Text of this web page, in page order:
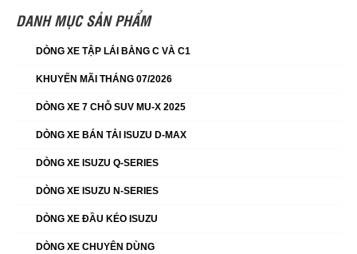
DANH MỤC SẢN PHẨM
DÒNG XE TẬP LÁI BẰNG C VÀ C1
KHUYẾN MÃI THÁNG 07/2026
DÒNG XE 7 CHỖ SUV MU-X 2025
DÒNG XE BÁN TẢI ISUZU D-MAX
DÒNG XE ISUZU Q-SERIES
DÒNG XE ISUZU N-SERIES
DÒNG XE ĐẦU KÉO ISUZU
DÒNG XE CHUYÊN DÙNG